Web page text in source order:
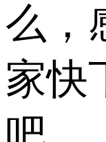
么，
家快